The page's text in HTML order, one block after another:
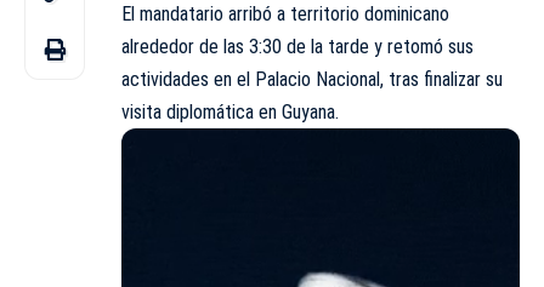
El mandatario arribó a territorio dominicano
alrededor de las 3:30 de la tarde y retomó sus
actividades en el Palacio Nacional, tras finalizar su
visita diplomática en Guyana.